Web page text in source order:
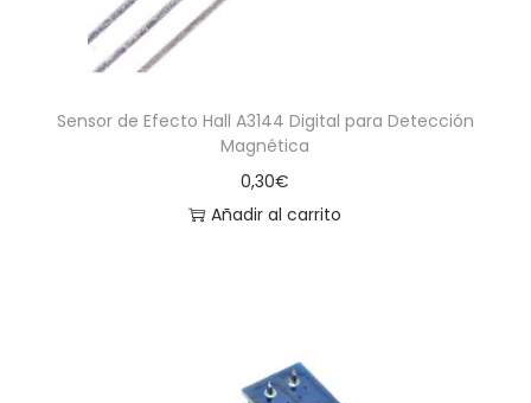
Sensor de Efecto Hall A3144 Digital para Detección
Magnética
0,30€
Añadir al carrito